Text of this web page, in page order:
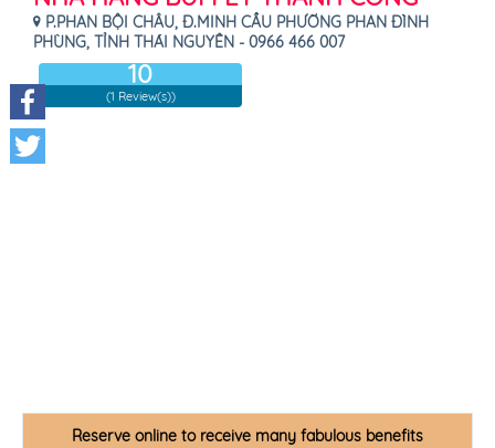
P.PHAN BỘI CHÂU, Đ.MINH CẦU PHƯỜNG PHAN ĐÌNH
PHÙNG, TỈNH THÁI NGUYÊN - 0966 466 007
10
(1 Review(s))
Reserve online to receive many fabulous benefits
Facebook